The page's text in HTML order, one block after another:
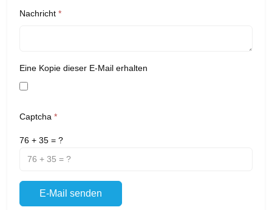
Nachricht *
Eine Kopie dieser E-Mail erhalten
Captcha *
76 + 35 = ?
E-Mail senden